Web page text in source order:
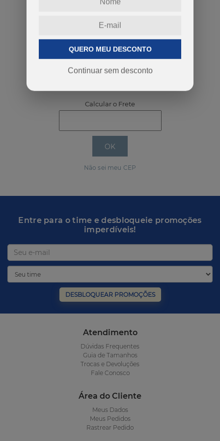
QUERO MEU DESCONTO
Continuar sem desconto
Calcular o Frete
Não sei meu CEP
Entre para o time e desbloqueie promoções
imperdíveis!
DESBLOQUEAR PROMOÇÕES
Atendimento
Dúvidas Frequentes
Guia de Tamanhos
Trocas e Devoluções
Fale Conosco
Área do Cliente
Meus Dados
Meus Pedidos
Rastrear Pedido